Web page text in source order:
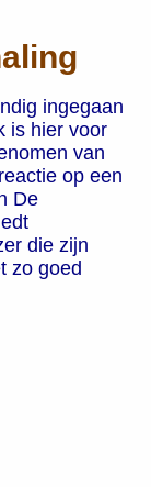
ingegaan
is hier voor
van
op een
De
die zijn
zo goed